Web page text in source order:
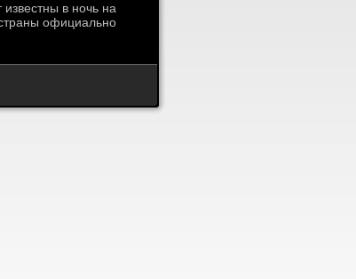
в ночь на
официально